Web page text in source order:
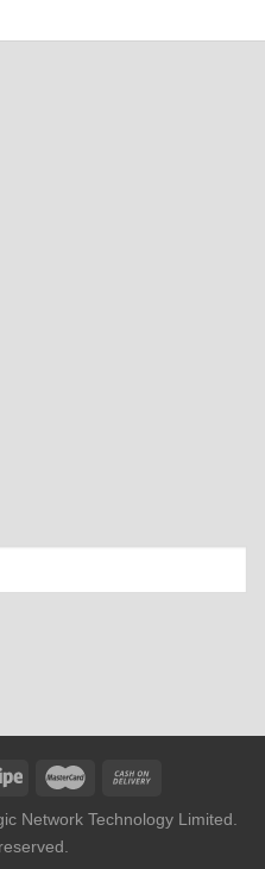
Network Technology Limited.